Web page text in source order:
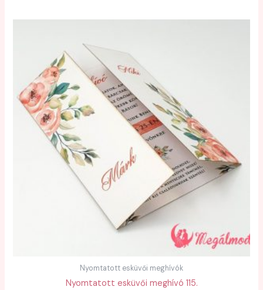
Nyomtatott esküvői meghívók
Nyomtatott esküvői meghívó 115.